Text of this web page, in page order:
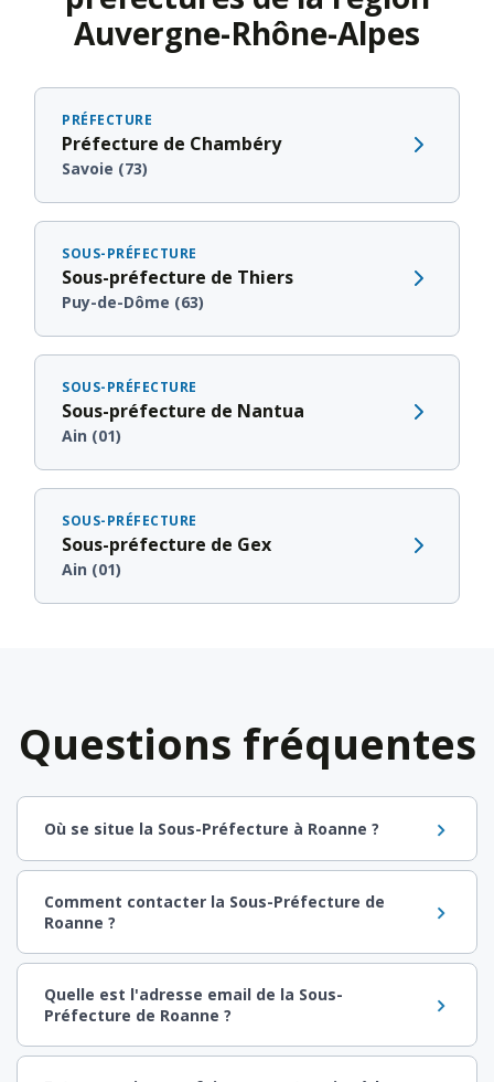
Auvergne-Rhône-Alpes
PRÉFECTURE
Préfecture de Chambéry
Savoie (73)
SOUS-PRÉFECTURE
Sous-préfecture de Thiers
Puy-de-Dôme (63)
SOUS-PRÉFECTURE
Sous-préfecture de Nantua
Ain (01)
SOUS-PRÉFECTURE
Sous-préfecture de Gex
Ain (01)
Questions fréquentes
Où se situe la Sous-Préfecture à Roanne ?
Comment contacter la Sous-Préfecture de
Roanne ?
Quelle est l'adresse email de la Sous-
Préfecture de Roanne ?